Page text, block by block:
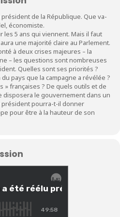
de la République. Que va-
économiste.
5 ans qui viennent. Mais il faut
une majorité claire au Parlement.
à deux crises majeures – la
– les questions sont nombreuses
Quelles sont ses priorités ?
pays que la campagne a révélée ?
» françaises ? De quels outils et de
le gouvernement dans un
président pourra-t-il donner
pour être à la hauteur de son